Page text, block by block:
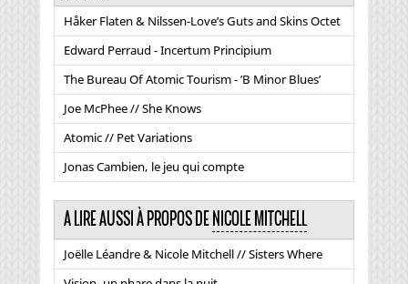
Håker Flaten & Nilssen-Love’s Guts and Skins Octet
Edward Perraud - Incertum Principium
The Bureau Of Atomic Tourism - ’B Minor Blues’
Joe McPhee // She Knows
Atomic // Pet Variations
Jonas Cambien, le jeu qui compte
A LIRE AUSSI À PROPOS DENICOLE MITCHELL
Joëlle Léandre & Nicole Mitchell // Sisters Where